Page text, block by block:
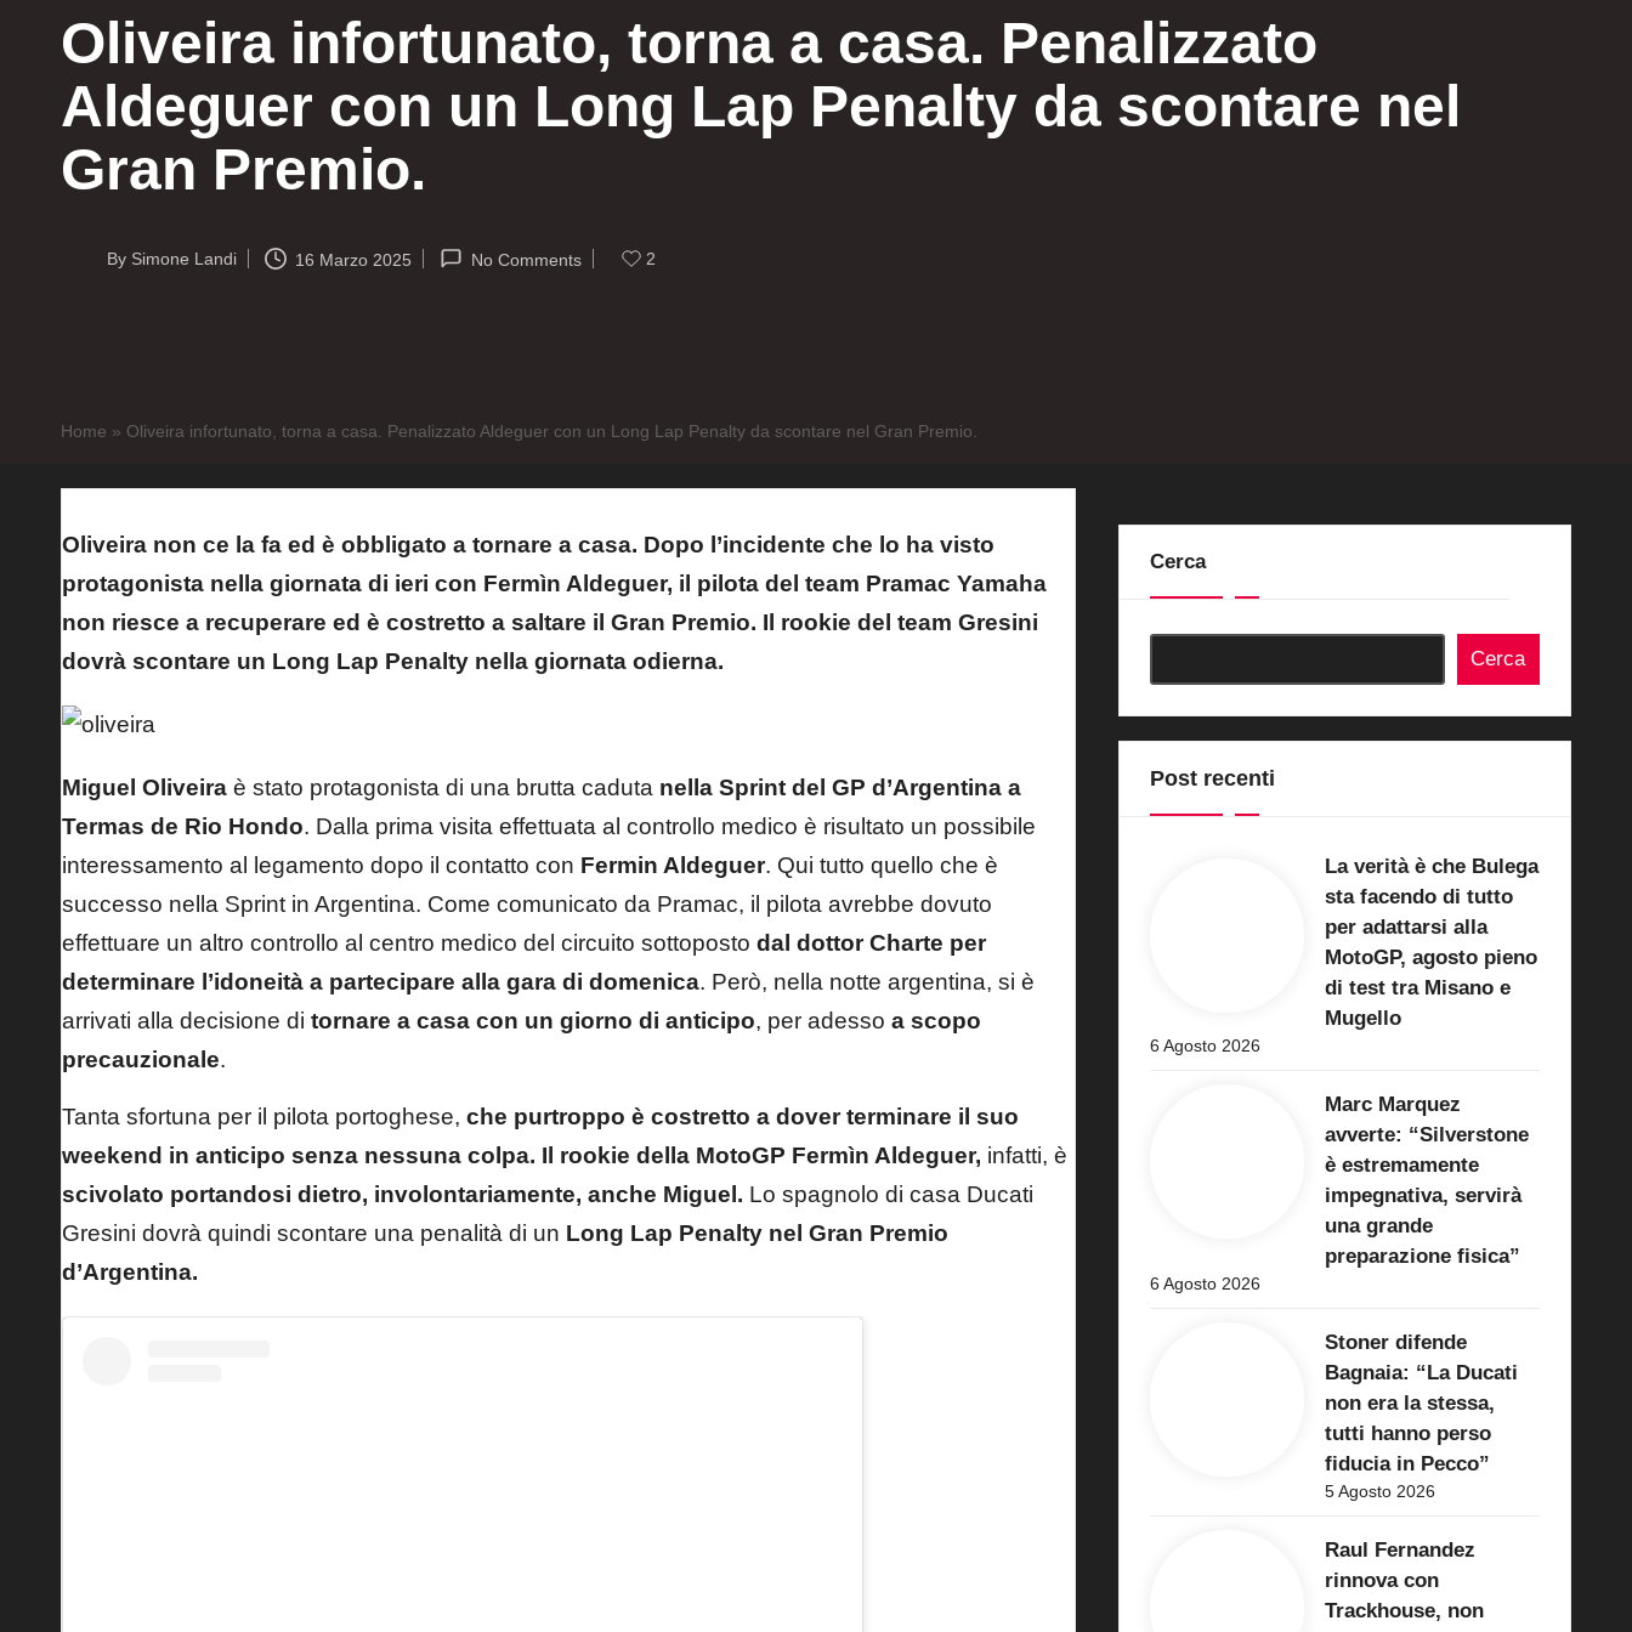
Oliveira infortunato, torna a casa. Penalizzato
Aldeguer con un Long Lap Penalty da scontare nel
Gran Premio.
PostedBy Simone Landi 16 Marzo 2025 No Comments 2
Home » Oliveira infortunato, torna a casa. Penalizzato Aldeguer con un Long Lap Penalty da scontare nel Gran Premio.
Oliveira non ce la fa ed è obbligato a tornare a casa. Dopo l’incidente che lo ha visto
protagonista nella giornata di ieri con Fermìn Aldeguer, il pilota del team Pramac Yamaha
non riesce a recuperare ed è costretto a saltare il Gran Premio. Il rookie del team Gresini
dovrà scontare un Long Lap Penalty nella giornata odierna.
Miguel Oliveira è stato protagonista di una brutta caduta nella Sprint del GP d’Argentina a
Termas de Rio Hondo. Dalla prima visita effettuata al controllo medico è risultato un possibile
interessamento al legamento dopo il contatto con Fermin Aldeguer. Qui tutto quello che è
successo nella Sprint in Argentina. Come comunicato da Pramac, il pilota avrebbe dovuto
effettuare un altro controllo al centro medico del circuito sottoposto dal dottor Charte per
determinare l’idoneità a partecipare alla gara di domenica. Però, nella notte argentina, si è
arrivati alla decisione di tornare a casa con un giorno di anticipo, per adesso a scopo
precauzionale.
Tanta sfortuna per il pilota portoghese, che purtroppo è costretto a dover terminare il suo
weekend in anticipo senza nessuna colpa. Il rookie della MotoGP Fermìn Aldeguer, infatti, è
scivolato portandosi dietro, involontariamente, anche Miguel. Lo spagnolo di casa Ducati
Gresini dovrà quindi scontare una penalità di un Long Lap Penalty nel Gran Premio
d’Argentina.
Cerca
Cerca
Post recenti
La verità è che Bulega
sta facendo di tutto
per adattarsi alla
MotoGP, agosto pieno
di test tra Misano e
Mugello
6 Agosto 2026
Marc Marquez
avverte: “Silverstone
è estremamente
impegnativa, servirà
una grande
preparazione fisica”
6 Agosto 2026
Stoner difende
Bagnaia: “La Ducati
non era la stessa,
tutti hanno perso
fiducia in Pecco”
5 Agosto 2026
Raul Fernandez
rinnova con
Trackhouse, non